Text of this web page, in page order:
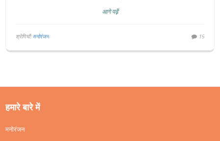
आगे पढ़ें
श्रेणियाँ: मनोरंजन 19
हमारे बारे में
मनोरंजन